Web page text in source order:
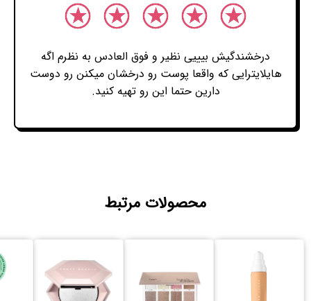
درخشندگیش بیییی نظیر و فوق العادس به نظرم اگه
هایلایترایی که واقعا پوست رو درخشان میکنن رو دوست
دارین حتما این رو تهیه کنید.
محصولات مرتبط